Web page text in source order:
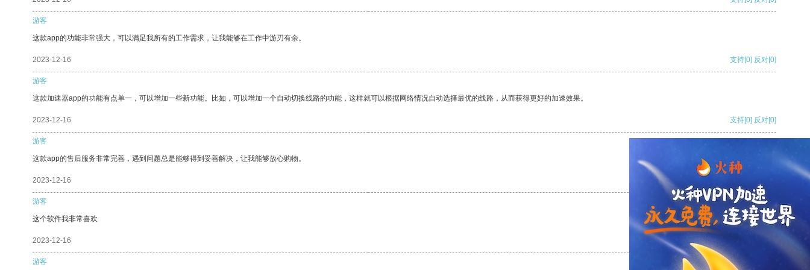
游客
这款app的功能非常强大，可以满足我所有的工作需求，让我能够在工作中游刃有余。
2023-12-16 支持[0] 反对[0]
游客
这款加速器app的功能有点单一，可以增加一些新功能。比如，可以增加一个自动切换线路的功能，这样就可以根据网络情况自动选择最优的线路，从而获得更好的加速效果。
2023-12-16 支持[0] 反对[0]
游客
这款app的售后服务非常完善，遇到问题总是能够得到妥善解决，让我能够放心购物。
2023-12-16
游客
这个软件我非常喜欢
2023-12-16 反对
游客